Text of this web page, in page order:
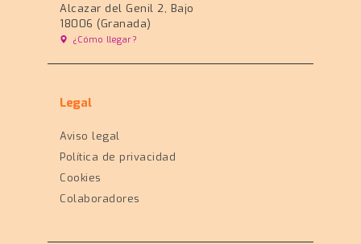
Alcazar del Genil 2, Bajo
18006 (Granada)
¿Cómo llegar?
Legal
Aviso legal
Política de privacidad
Cookies
Colaboradores